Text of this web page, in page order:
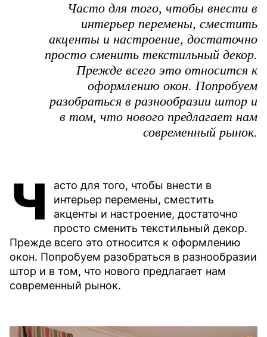
Часто для того, чтобы внести в
интерьер перемены, сместить
акценты и настроение, достаточно
просто сменить текстильный декор.
Прежде всего это относится к
оформлению окон. Попробуем
разобраться в разнообразии штор и
в том, что нового предлагает нам
современный рынок.
Ч
асто для того, чтобы внести в
интерьер перемены, сместить
акценты и настроение, достаточно
просто сменить текстильный декор.
Прежде всего это относится к оформлению
окон. Попробуем разобраться в разнообразии
штор и в том, что нового предлагает нам
современный рынок.